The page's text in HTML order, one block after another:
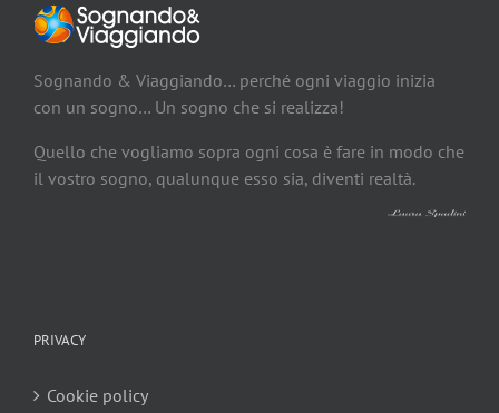
Sognando & Viaggiando… perché ogni viaggio inizia
con un sogno… Un sogno che si realizza!
Quello che vogliamo sopra ogni cosa è fare in modo che
il vostro sogno, qualunque esso sia, diventi realtà.
PRIVACY
Cookie policy